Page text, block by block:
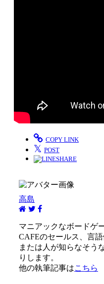
COPY LINK
𝕏 POST
SHARE
高島
マニアックなボードゲ
CAFEのセールス、言
または人が知らなそう
りします。
他の執筆記事はこちら